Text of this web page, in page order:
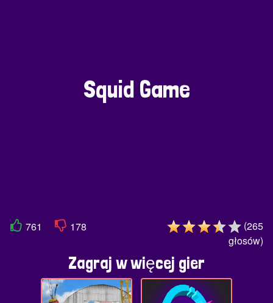
Squid Game
761 178 (265
głosów)
Zagraj w więcej gier